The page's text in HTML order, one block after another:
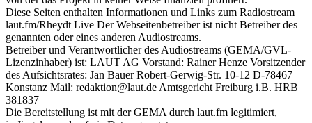
Diese Seiten enthalten Informationen und Links zum Radiostream
laut.fm/Rheydt Live Der Webseitenbetreiber ist nicht Betreiber des
genannten oder eines anderen Audiostreams.
Betreiber und Verantwortlicher des Audiostreams (GEMA/GVL-
Lizenzinhaber) ist: LAUT AG Vorstand: Rainer Henze Vorsitzender
des Aufsichtsrates: Jan Bauer Robert-Gerwig-Str. 10-12 D-78467
Konstanz Mail: redaktion@laut.de Amtsgericht Freiburg i.B. HRB
381837
Die Bereitstellung ist mit der GEMA durch laut.fm legitimiert,